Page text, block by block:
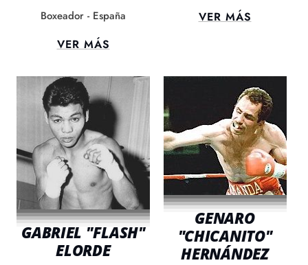
Boxeador - España
VER MÁS
VER MÁS
GABRIEL "FLASH"
ELORDE
GENARO
"CHICANITO"
HERNÁNDEZ